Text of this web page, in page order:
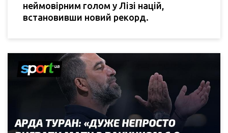
неймовірним голом у Лізі націй,
встановивши новий рекорд.